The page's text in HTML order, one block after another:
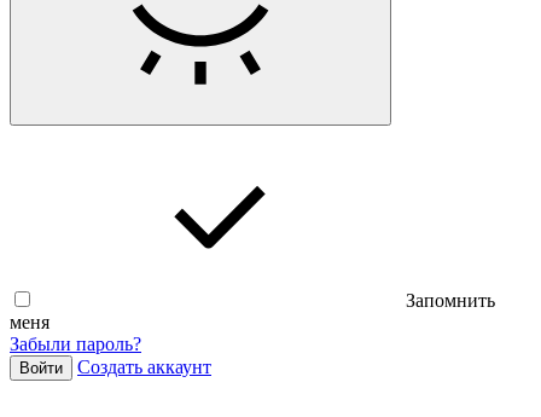
Запомнить
меня
Забыли пароль?
Войти Cоздать аккаунт